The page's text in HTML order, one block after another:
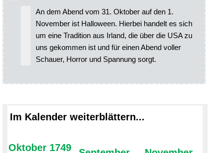
An dem Abend vom 31. Oktober auf den 1.
November ist Halloween. Hierbei handelt es sich
um eine Tradition aus Irland, die über die USA zu
uns gekommen ist und für einen Abend voller
Schauer, Horror und Spannung sorgt.
Im Kalender weiterblättern...
Oktober 1749